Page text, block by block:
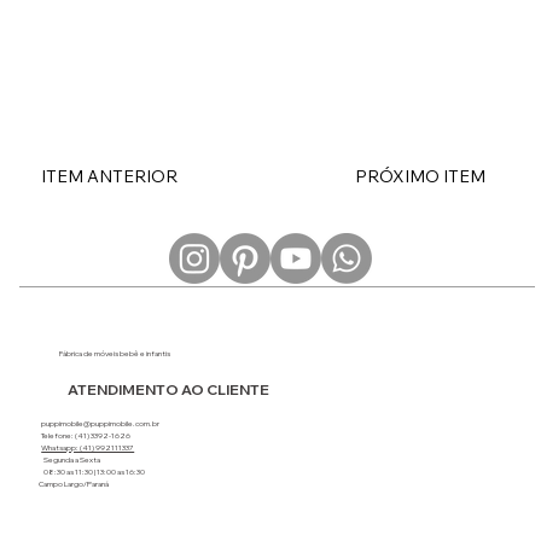
ITEM ANTERIOR PRÓXIMO ITEM
Fábrica de móveis bebê e infantis
puppimobile@puppimobile.com.br
Telefone: (41) 3392-1626
Whatsapp: (41) 992111337
Segunda a Sexta
08:30 as 11:30 | 13:00 as 16:30
Campo Largo/Paraná
ATENDIMENTO AO CLIENTE